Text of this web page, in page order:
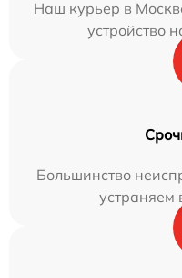
Наш курьер в
устройство
Большинство
устраняем